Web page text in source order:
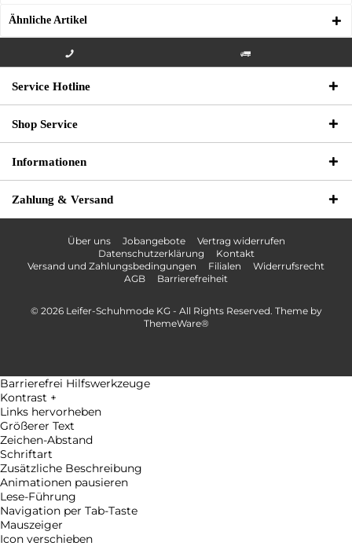
Ähnliche Artikel
000
Service Hotline
Shop Service
Informationen
Zahlung & Versand
Über uns Jobangebote
Vertrag widerrufen
Datenschutzerklärung
Kontakt
Versand und Zahlungsbedingungen
Filialen
Widerrufsrecht
AGB
Barrierefreiheit
© 2026 Leifer-Schuhmode KG - All Rights Reserved. Theme by
ThemeWare®
Barrierefrei Hilfswerkzeuge
Kontrast +
Links hervorheben
Größerer Text
Zeichen-Abstand
Schriftart
Zusätzliche Beschreibung
Animationen pausieren
Lese-Führung
Navigation per Tab-Taste
Mauszeiger
Icon verschieben